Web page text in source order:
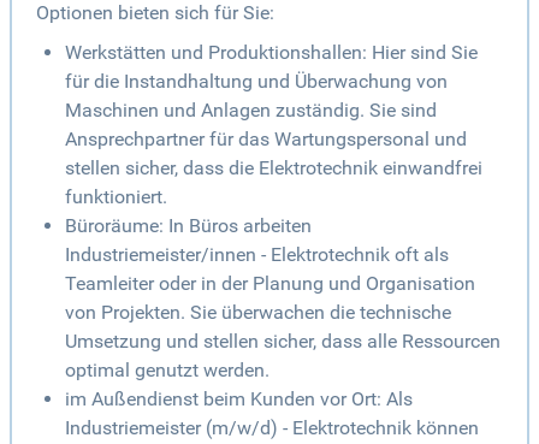
Optionen bieten sich für Sie:
Werkstätten und Produktionshallen: Hier sind Sie
für die Instandhaltung und Überwachung von
Maschinen und Anlagen zuständig. Sie sind
Ansprechpartner für das Wartungspersonal und
stellen sicher, dass die Elektrotechnik einwandfrei
funktioniert.
Büroräume: In Büros arbeiten
Industriemeister/innen - Elektrotechnik oft als
Teamleiter oder in der Planung und Organisation
von Projekten. Sie überwachen die technische
Umsetzung und stellen sicher, dass alle Ressourcen
optimal genutzt werden.
im Außendienst beim Kunden vor Ort: Als
Industriemeister (m/w/d) - Elektrotechnik können